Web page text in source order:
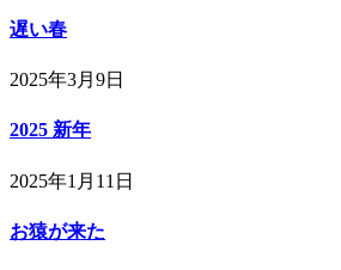
遅い春
2025年3月9日
2025 新年
2025年1月11日
お猿が来た